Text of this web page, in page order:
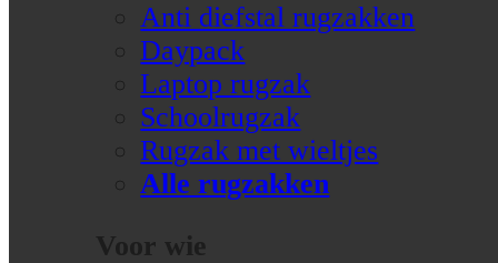
Anti diefstal rugzakken
Daypack
Laptop rugzak
Schoolrugzak
Rugzak met wieltjes
Alle rugzakken
Voor wie